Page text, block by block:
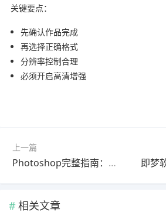
关键要点：
先确认作品完成
再选择正确格式
分辨率控制合理
必须开启高清增强
上一篇
Photoshop完整指南：调色完整教程2025最新版（详细步骤）
相关文章